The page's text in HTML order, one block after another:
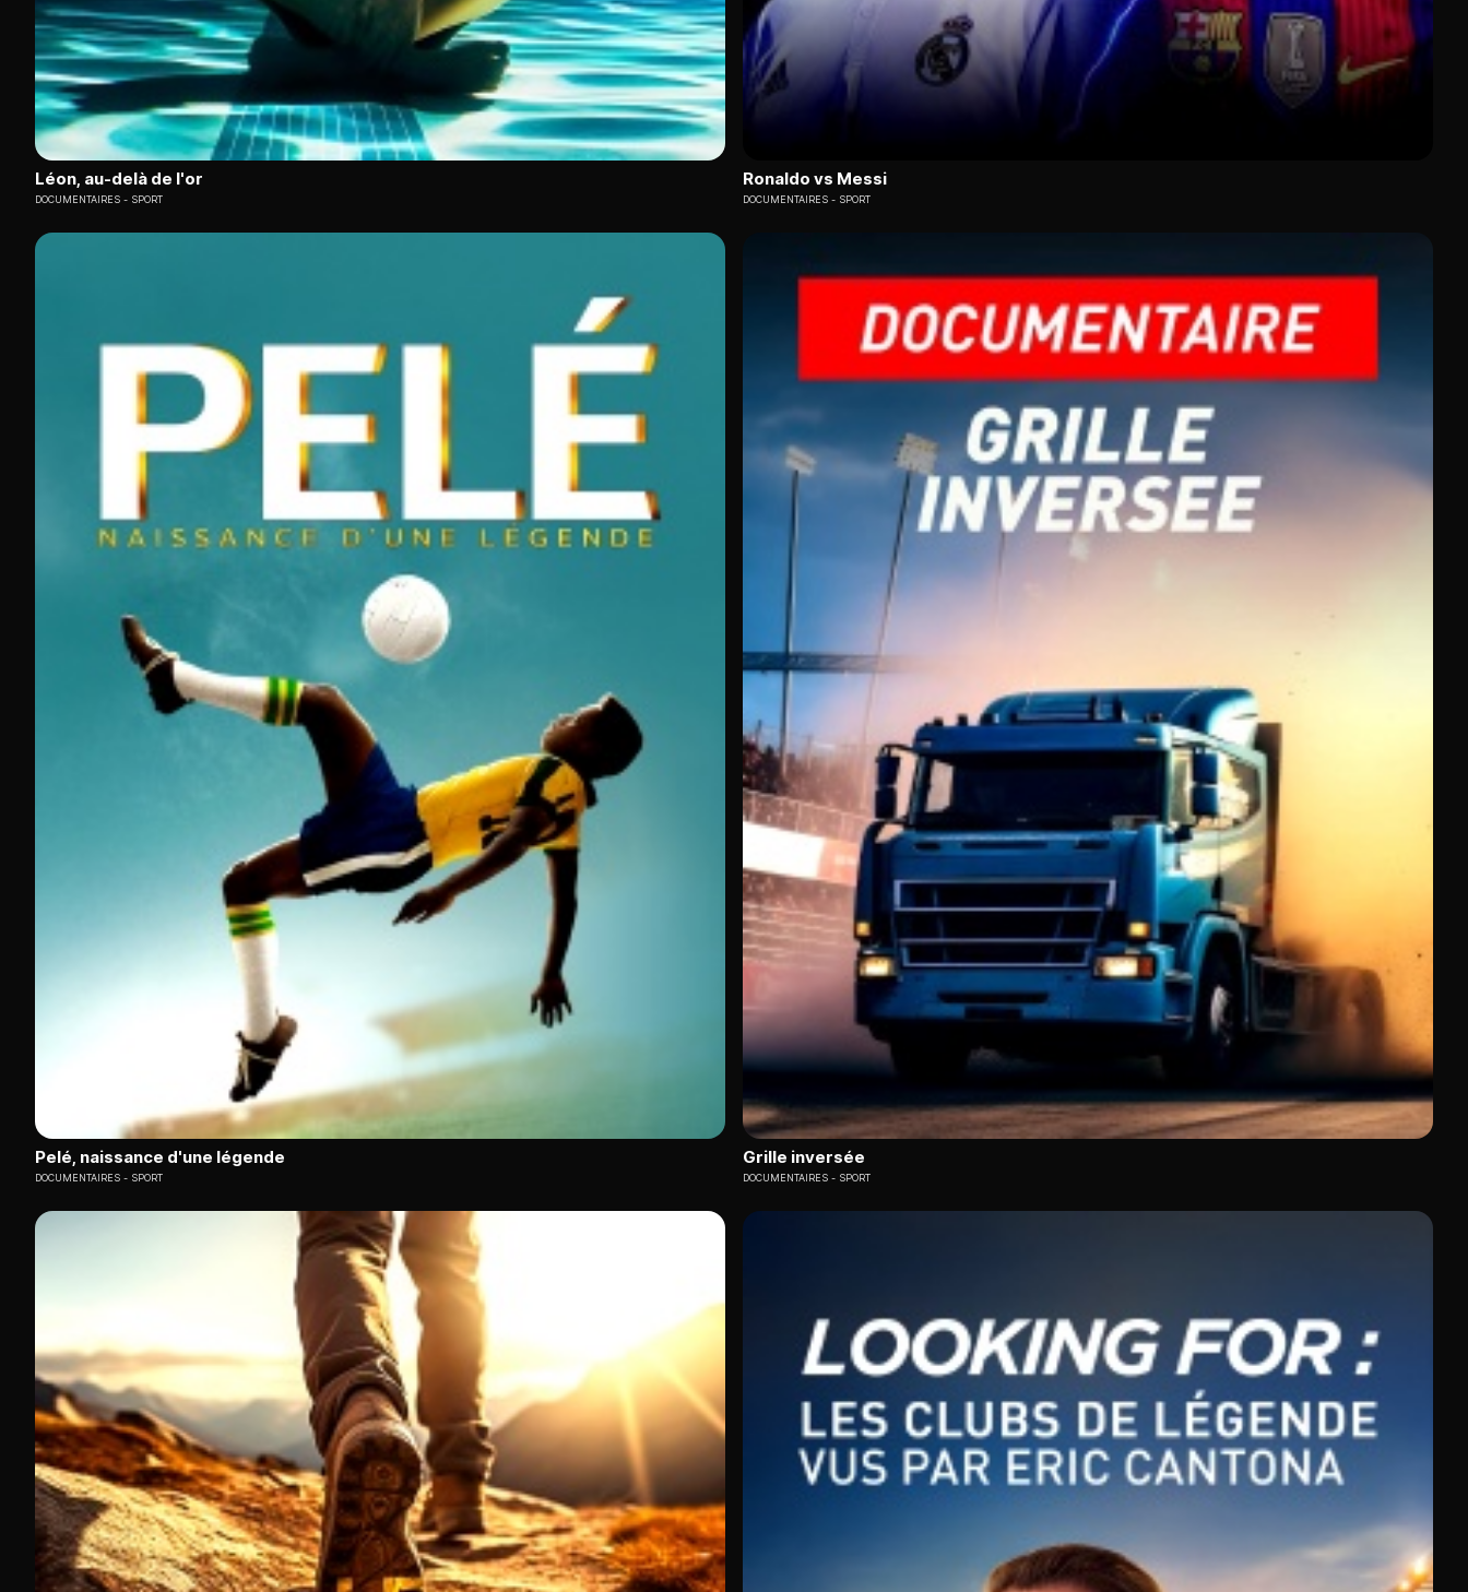
Léon, au-delà de l'or
DOCUMENTAIRES SPORT
Ronaldo vs Messi
DOCUMENTAIRES SPORT
Pelé, naissance d'une légende
DOCUMENTAIRES SPORT
Grille inversée
DOCUMENTAIRES SPORT